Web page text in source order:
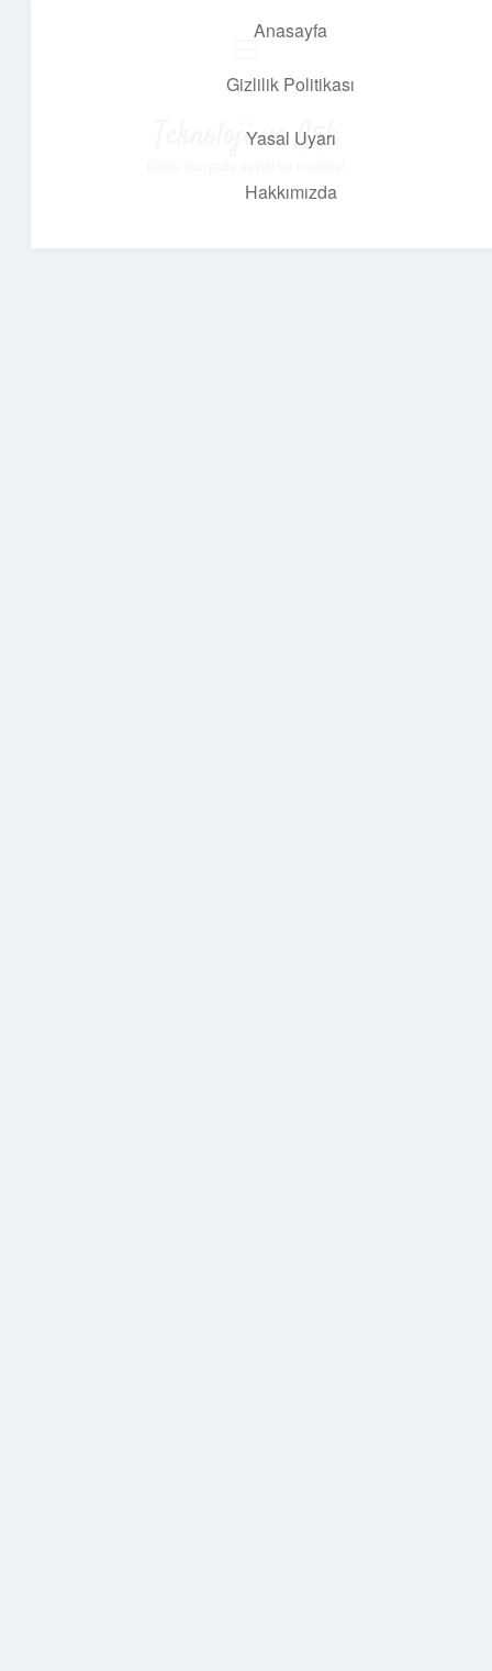
Anasayfa
Gizlilik Politikası
Yasal Uyarı
Hakkımızda
Teknoloji ve Aşk